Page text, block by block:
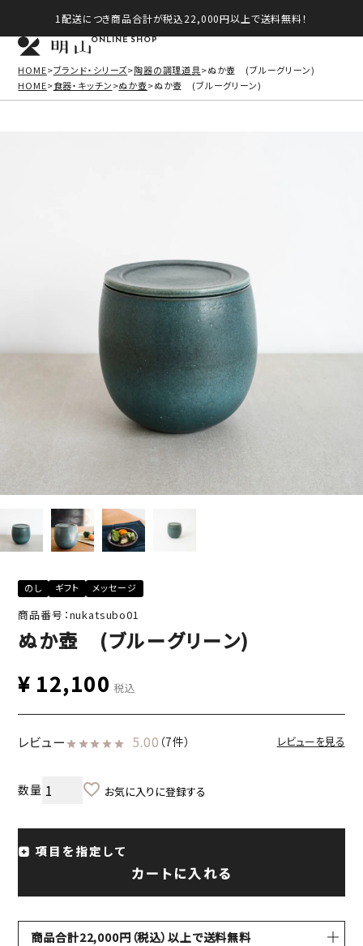
1配送につき商品合計が税込22,000円以上で送料無料！
ONLINE SHOP
HOME ブランド・シリーズ 陶器の調理道具
ぬか壺 (ブルーグリーン)
HOME 食器・キッチン ぬか壺 ぬか壺 (ブルーグリーン)
のし ギフト メッセージ
商品番号：nukatsubo01
ぬか壺 (ブルーグリーン)
¥ 12,100 税込
レビュー 5.00 （7件） レビューを見る
お気に入りに登録する
項目を指定して
カートに入れる
商品合計22,000円（税込）以上で送料無料